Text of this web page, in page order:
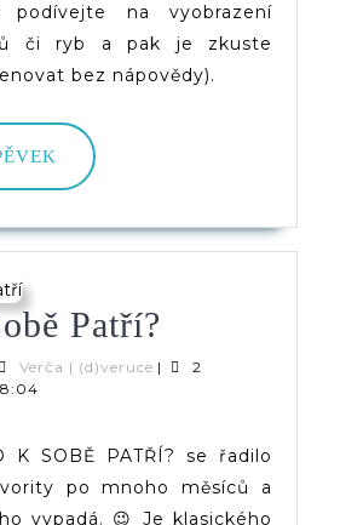
podívejte na vyobrazení
či ryb a pak je zkuste
bez nápovědy).
CELÝ
PŘÍSPĚVEK
Patří?
K
Patří?
Verča | (d)veruceVerča
|
2
8:04
K SOBĚ PATŘÍ? se řadilo
po mnoho měsíců a
vypadá. 😉 Je klasického